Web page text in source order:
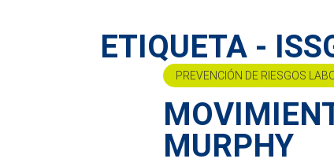
ETIQUETA -
PREVENCIÓN DE RIESGOS
MURPHY